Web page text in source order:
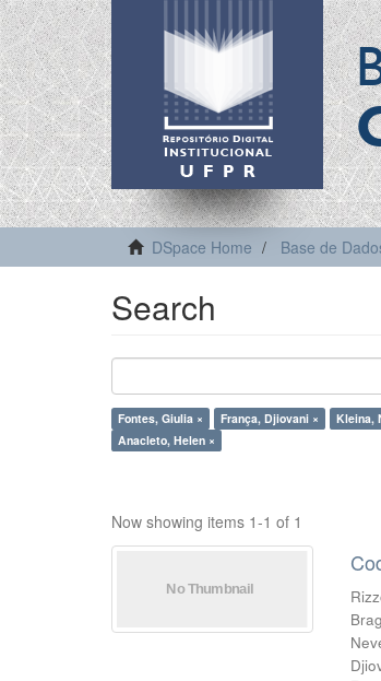
DSpace Home Base de
Search
Fontes, Giulia × França, Djiovani × Kleina,
Anacleto, Helen ×
Now showing items 1-1 of 1